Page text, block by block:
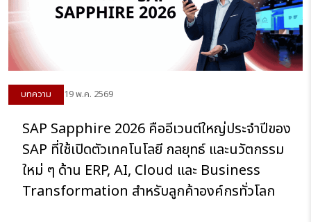
บทความ 19 พ.ค. 2569
SAP Sapphire 2026 คืออีเวนต์ใหญ่ประจำปีของ
SAP ที่ใช้เปิดตัวเทคโนโลยี กลยุทธ์ และนวัตกรรม
ใหม่ ๆ ด้าน ERP, AI, Cloud และ Business
Transformation สำหรับลูกค้าองค์กรทั่วโลก